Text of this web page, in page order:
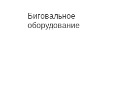
Биговальное
оборудование